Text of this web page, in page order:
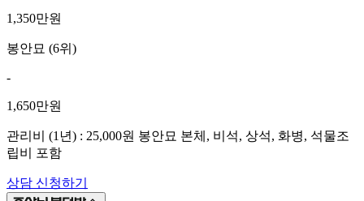
1,350만원
봉안묘 (6위)
-
1,650만원
관리비 (1년) : 25,000원 봉안묘 본체, 비석, 상석, 화병, 석물조
립비 포함
상담 신청하기